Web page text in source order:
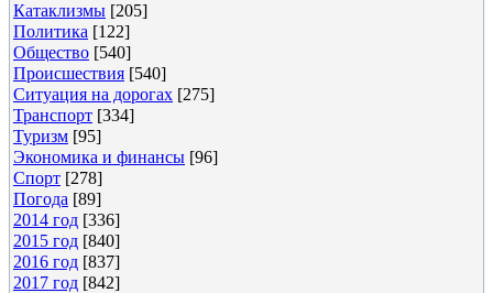
Катаклизмы [205]
Политика [122]
Общество [540]
Происшествия [540]
Ситуация на дорогах [275]
Транспорт [334]
Туризм [95]
Экономика и финансы [96]
Спорт [278]
Погода [89]
2014 год [336]
2015 год [840]
2016 год [837]
2017 год [842]